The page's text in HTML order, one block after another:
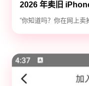
2026 年卖旧
除隐私，防止数据
“你知道吗？你在网上卖